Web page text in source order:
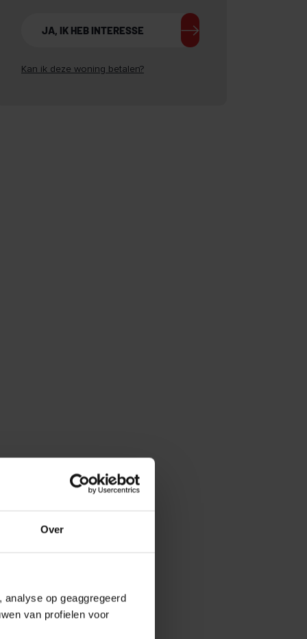
Over
op geaggregeerd
van profielen voor
JA, IK HEB INTERESSE
Kan ik deze woning betalen?